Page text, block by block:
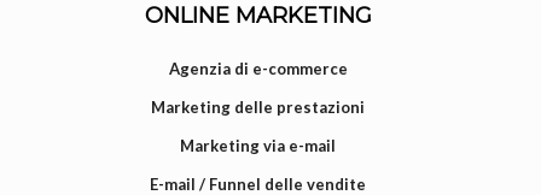
ONLINE MARKETING
Agenzia di e-commerce
Marketing delle prestazioni
Marketing via e-mail
E-mail / Funnel delle vendite